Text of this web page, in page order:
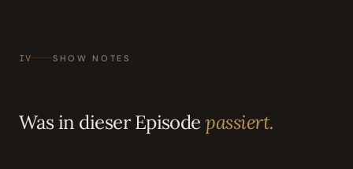
IV SHOW NOTES
Was in dieser Episodepassiert.